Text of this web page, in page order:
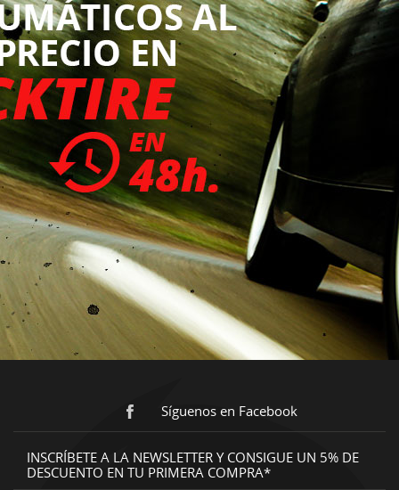
Síguenos en Facebook
INSCRÍBETE A LA NEWSLETTER Y CONSIGUE UN 5% DE
DESCUENTO EN TU PRIMERA COMPRA*